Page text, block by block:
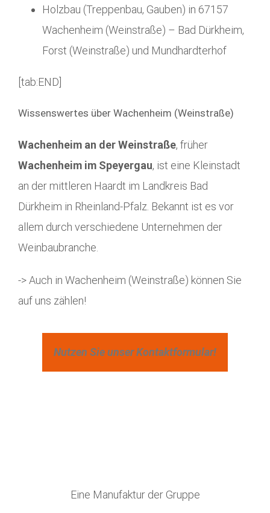
Holzbau (Treppenbau, Gauben) in 67157
Wachenheim (Weinstraße) – Bad Dürkheim,
Forst (Weinstraße) und Mundhardterhof
[tab:END]
Wissenswertes über Wachenheim (Weinstraße)
Wachenheim an der Weinstraße, früher
Wachenheim im Speyergau, ist eine Kleinstadt
an der mittleren Haardt im Landkreis Bad
Dürkheim in Rheinland-Pfalz. Bekannt ist es vor
allem durch verschiedene Unternehmen der
Weinbaubranche.
-> Auch in Wachenheim (Weinstraße) können Sie
auf uns zählen!
Nutzen Sie unser Kontaktformular!
Eine Manufaktur der Gruppe